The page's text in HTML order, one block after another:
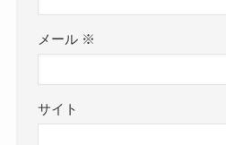
メール ※
サイト